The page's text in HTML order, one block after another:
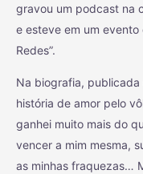
gravou um podcast na
e esteve em um evento
Redes”.
Na biografia,
história de amor pelo
ganhei muito mais do
vencer a mim mesma,
as minhas fraquezas…